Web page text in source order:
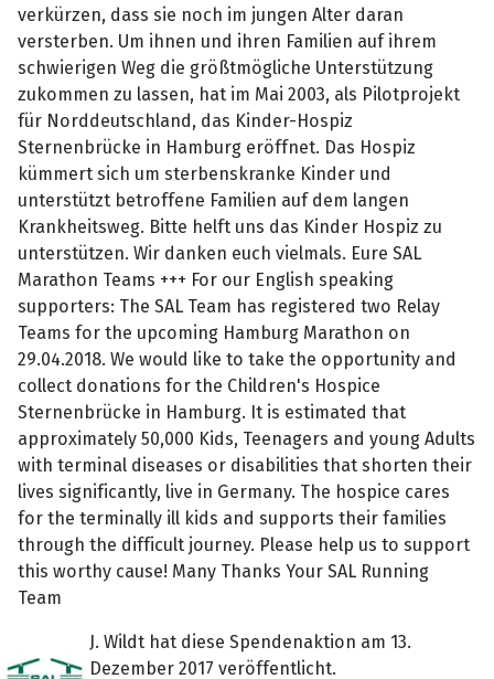
verkürzen, dass sie noch im jungen Alter daran
versterben. Um ihnen und ihren Familien auf ihrem
schwierigen Weg die größtmögliche Unterstützung
zukommen zu lassen, hat im Mai 2003, als Pilotprojekt
für Norddeutschland, das Kinder-Hospiz
Sternenbrücke in Hamburg eröffnet. Das Hospiz
kümmert sich um sterbenskranke Kinder und
unterstützt betroffene Familien auf dem langen
Krankheitsweg. Bitte helft uns das Kinder Hospiz zu
unterstützen. Wir danken euch vielmals. Eure SAL
Marathon Teams +++ For our English speaking
supporters: The SAL Team has registered two Relay
Teams for the upcoming Hamburg Marathon on
29.04.2018. We would like to take the opportunity and
collect donations for the Children's Hospice
Sternenbrücke in Hamburg. It is estimated that
approximately 50,000 Kids, Teenagers and young Adults
with terminal diseases or disabilities that shorten their
lives significantly, live in Germany. The hospice cares
for the terminally ill kids and supports their families
through the difficult journey. Please help us to support
this worthy cause! Many Thanks Your SAL Running
Team
J. Wildt hat diese Spendenaktion am 13.
Dezember 2017 veröffentlicht.